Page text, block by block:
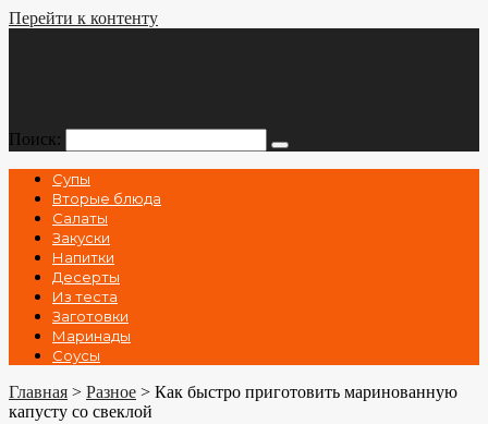
Перейти к контенту
Поиск:
Супы
Вторые блюда
Салаты
Закуски
Напитки
Десерты
Из теста
Заготовки
Маринады
Соусы
Главная > Разное > Как быстро приготовить маринованную
капусту со свеклой